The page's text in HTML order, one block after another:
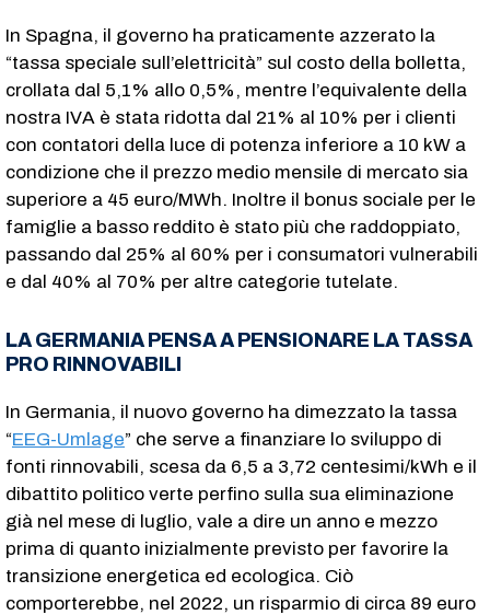
In Spagna, il governo ha praticamente azzerato la
“tassa speciale sull’elettricità” sul costo della bolletta,
crollata dal 5,1% allo 0,5%, mentre l’equivalente della
nostra IVA è stata ridotta dal 21% al 10% per i clienti
con contatori della luce di potenza inferiore a 10 kW a
condizione che il prezzo medio mensile di mercato sia
superiore a 45 euro/MWh. Inoltre il bonus sociale per le
famiglie a basso reddito è stato più che raddoppiato,
passando dal 25% al 60% per i consumatori vulnerabili
e dal 40% al 70% per altre categorie tutelate.
LA GERMANIA PENSA A PENSIONARE LA TASSA
PRO RINNOVABILI
In Germania, il nuovo governo ha dimezzato la tassa
“EEG-Umlage” che serve a finanziare lo sviluppo di
fonti rinnovabili, scesa da 6,5 a 3,72 centesimi/kWh e il
dibattito politico verte perfino sulla sua eliminazione
già nel mese di luglio, vale a dire un anno e mezzo
prima di quanto inizialmente previsto per favorire la
transizione energetica ed ecologica. Ciò
comporterebbe, nel 2022, un risparmio di circa 89 euro